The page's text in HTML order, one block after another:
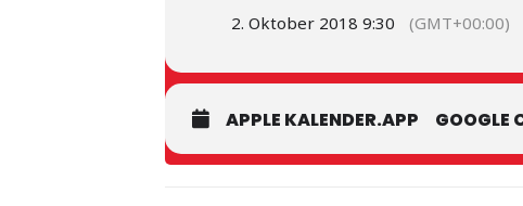
2. Oktober 2018 9:30 (GMT+00:00)
APPLE KALENDER.APP GOOGLE